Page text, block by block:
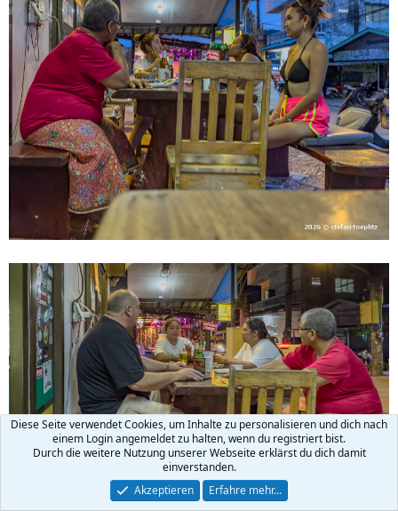
Diese Seite verwendet Cookies, um Inhalte zu personalisieren und dich nach
einem Login angemeldet zu halten, wenn du registriert bist.
Durch die weitere Nutzung unserer Webseite erklärst du dich damit
einverstanden.
Akzeptieren
Erfahre mehr…